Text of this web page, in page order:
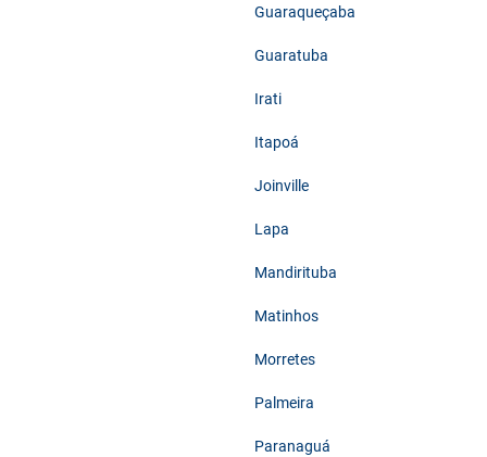
Guaraqueçaba
Guaratuba
Irati
Itapoá
Joinville
Lapa
Mandirituba
Matinhos
Morretes
Palmeira
Paranaguá